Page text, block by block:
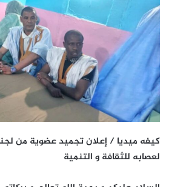
كيفه ميديا / إعلان تجميد عضوية من
لعصابه للثقافة و التنمية